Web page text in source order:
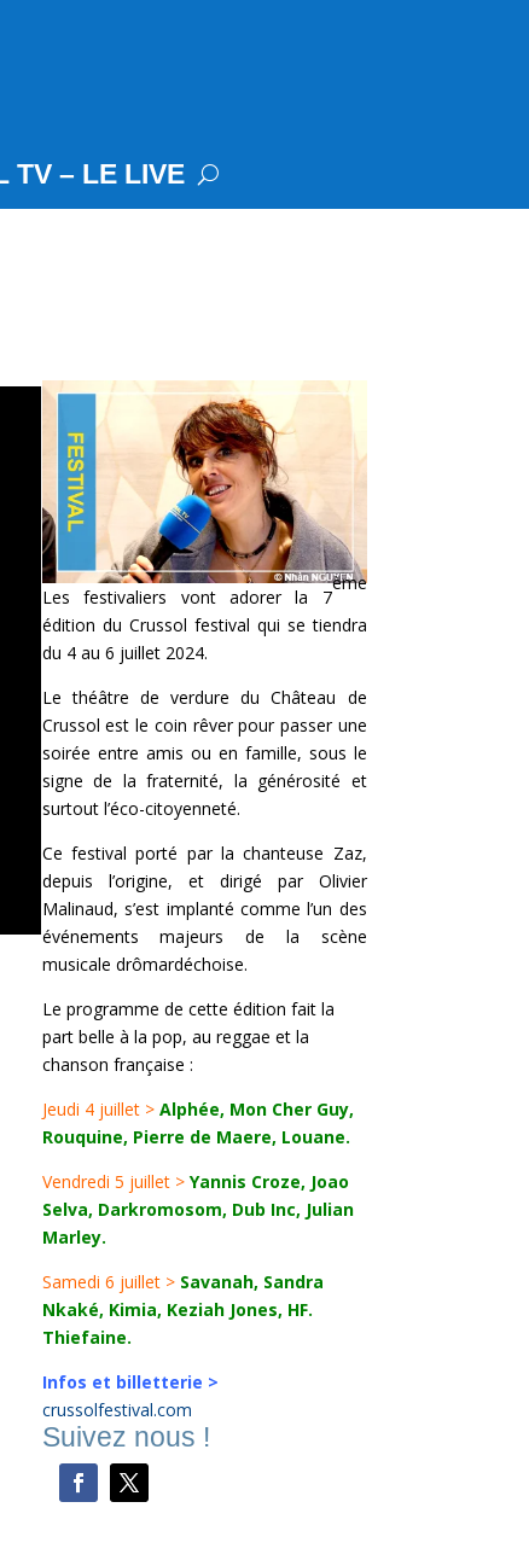
TV – LE LIVE
Les festivaliers vont adorer la 7
ème
édition du Crussol festival qui se tiendra
du 4 au 6 juillet 2024.
Le théâtre de verdure du Château de
Crussol est le coin rêver pour passer une
soirée entre amis ou en famille, sous le
signe de la fraternité, la générosité et
surtout l’éco-citoyenneté.
Ce festival porté par la chanteuse Zaz,
depuis l’origine, et dirigé par Olivier
Malinaud, s’est implanté comme l’un des
événements majeurs de la scène
musicale drômardéchoise.
Le programme de cette édition fait la
part belle à la pop, au reggae et la
chanson française :
Jeudi 4 juillet > Alphée, Mon Cher Guy,
Rouquine, Pierre de Maere, Louane.
Vendredi 5 juillet > Yannis Croze, Joao
Selva, Darkromosom, Dub Inc, Julian
Marley.
Samedi 6 juillet > Savanah, Sandra
Nkaké, Kimia, Keziah Jones, HF.
Thiefaine.
Infos et billetterie >
crussolfestival.com
Suivez nous !